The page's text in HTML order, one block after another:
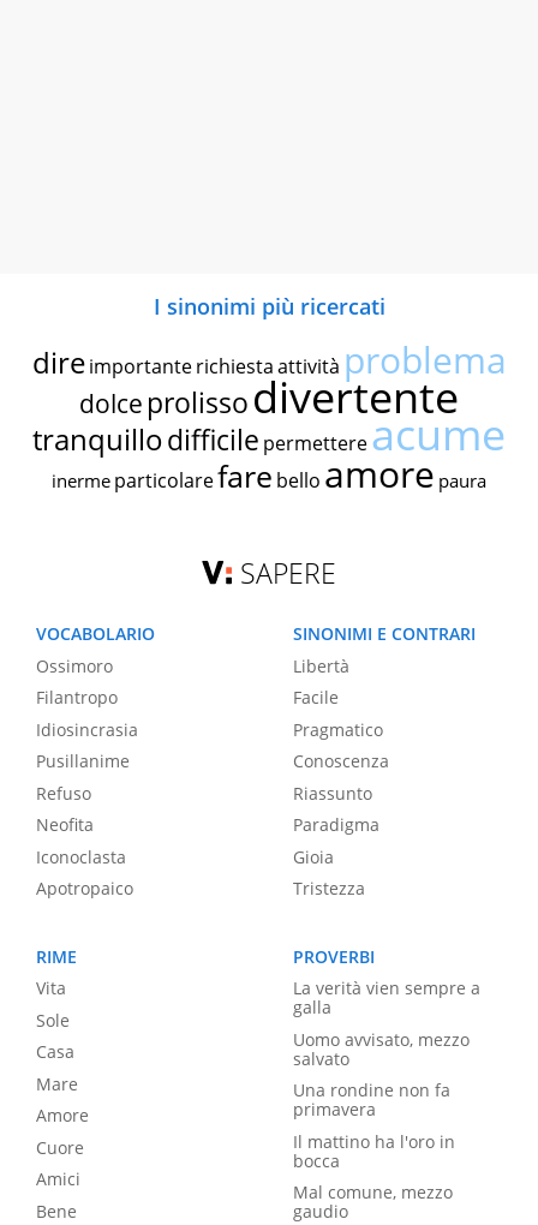
I sinonimi più ricercati
dire importante richiestaattività problema
dolce prolissodivertente
tranquillodifficile permettereacume
inerme particolarefare bello amore paura
SAPERE
VOCABOLARIO
Ossimoro
Filantropo
Idiosincrasia
Pusillanime
Refuso
Neofita
Iconoclasta
Apotropaico
SINONIMI E CONTRARI
Libertà
Facile
Pragmatico
Conoscenza
Riassunto
Paradigma
Gioia
Tristezza
RIME
Vita
Sole
Casa
Mare
Amore
Cuore
Amici
Bene
PROVERBI
La verità vien sempre a
galla
Uomo avvisato, mezzo
salvato
Una rondine non fa
primavera
Il mattino ha l'oro in
bocca
Mal comune, mezzo
gaudio